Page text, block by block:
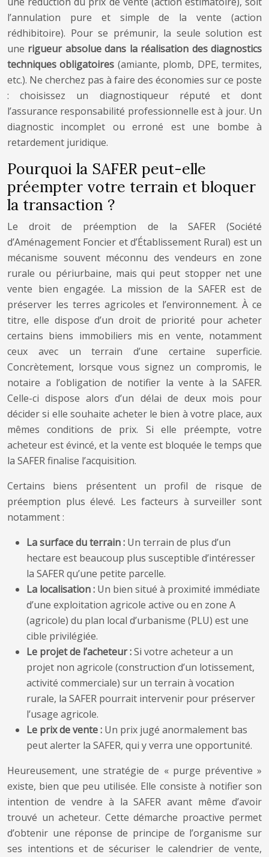
l’annulation pure et simple de la vente (action
rédhibitoire). Pour se prémunir, la seule solution est
une rigueur absolue dans la réalisation des diagnostics
techniques obligatoires (amiante, plomb, DPE, termites,
etc.). Ne cherchez pas à faire des économies sur ce poste
: choisissez un diagnostiqueur réputé et dont
l’assurance responsabilité professionnelle est à jour. Un
diagnostic incomplet ou erroné est une bombe à
retardement juridique.
Pourquoi la SAFER peut-elle
préempter votre terrain et bloquer
la transaction ?
Le droit de préemption de la SAFER (Société
d’Aménagement Foncier et d’Établissement Rural) est un
mécanisme souvent méconnu des vendeurs en zone
rurale ou périurbaine, mais qui peut stopper net une
vente bien engagée. La mission de la SAFER est de
préserver les terres agricoles et l’environnement. À ce
titre, elle dispose d’un droit de priorité pour acheter
certains biens immobiliers mis en vente, notamment
ceux avec un terrain d’une certaine superficie.
Concrètement, lorsque vous signez un compromis, le
notaire a l’obligation de notifier la vente à la SAFER.
Celle-ci dispose alors d’un délai de deux mois pour
décider si elle souhaite acheter le bien à votre place, aux
mêmes conditions de prix. Si elle préempte, votre
acheteur est évincé, et la vente est bloquée le temps que
la SAFER finalise l’acquisition.
Certains biens présentent un profil de risque de
préemption plus élevé. Les facteurs à surveiller sont
notamment :
La surface du terrain : Un terrain de plus d’un
hectare est beaucoup plus susceptible d’intéresser
la SAFER qu’une petite parcelle.
La localisation : Un bien situé à proximité immédiate
d’une exploitation agricole active ou en zone A
(agricole) du plan local d’urbanisme (PLU) est une
cible privilégiée.
Le projet de l’acheteur :Si votre acheteur a un
projet non agricole (construction d’un lotissement,
activité commerciale) sur un terrain à vocation
rurale, la SAFER pourrait intervenir pour préserver
l’usage agricole.
Le prix de vente : Un prix jugé anormalement bas
peut alerter la SAFER, qui y verra une opportunité.
Heureusement, une stratégie de « purge préventive »
existe, bien que peu utilisée. Elle consiste à notifier son
intention de vendre à la SAFER avant même d’avoir
trouvé un acheteur. Cette démarche proactive permet
d’obtenir une réponse de principe de l’organisme sur
ses intentions et de sécuriser le calendrier de vente,